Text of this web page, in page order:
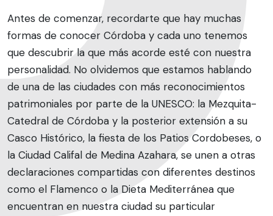
Antes de comenzar, recordarte que hay muchas
formas de conocer Córdoba y cada uno tenemos
que descubrir la que más acorde esté con nuestra
personalidad. No olvidemos que estamos hablando
de una de las ciudades con más reconocimientos
patrimoniales por parte de la UNESCO: la Mezquita-
Catedral de Córdoba y la posterior extensión a su
Casco Histórico, la fiesta de los Patios Cordobeses, o
la Ciudad Califal de Medina Azahara, se unen a otras
declaraciones compartidas con diferentes destinos
como el Flamenco o la Dieta Mediterránea que
encuentran en nuestra ciudad su particular